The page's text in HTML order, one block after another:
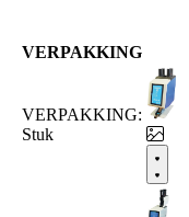
VERPAKKING
VERPAKKING:
Stuk